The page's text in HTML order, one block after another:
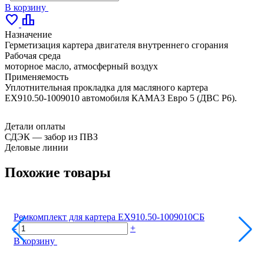
В корзину
favorite leaderboard
Назначение
Герметизация картера двигателя внутреннего сгорания
Рабочая среда
моторное масло, атмосферный воздух
Применяемость
Уплотнительная прокладка для масляного картера
ЕХ910.50‑1009010 автомобиля КАМАЗ Евро 5 (ДВС Р6).
Детали оплаты
СДЭК — забор из ПВЗ
Деловые линии
Похожие товары
Ремкомплект для картера ЕХ910.50-1009010СБ
-
+
В корзину